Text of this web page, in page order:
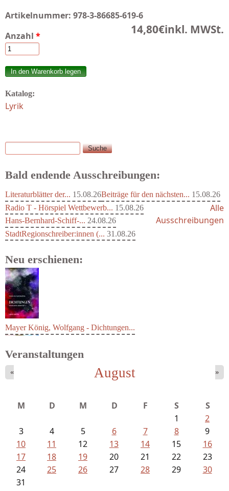
Artikelnummer: 978-3-86685-619-6
14,80€inkl. MWSt.
Anzahl *
Katalog:
Lyrik
Suchformular
Suche
Bald endende Ausschreibungen:
Literaturblätter der... 15.08.26Beiträge für den nächsten... 15.08.26
Radio T - Hörspiel Wettbewerb... 15.08.26
Hans-Bernhard-Schiff-... 24.08.26
StadtRegionschreiber:innen (... 31.08.26
Alle
Ausschreibungen
Neu erschienen:
Mayer König, Wolfgang - Dichtungen...
Veranstaltungen
August
« »
M D M D F S
S
1
2
3
4 5 6 7 8
9
10
11 12 13 14 15
16
17
18 19 20 21 22
23
24
25 26 27 28 29
30
31